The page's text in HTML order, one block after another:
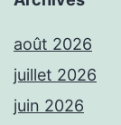
août 2026
juillet 2026
juin 2026